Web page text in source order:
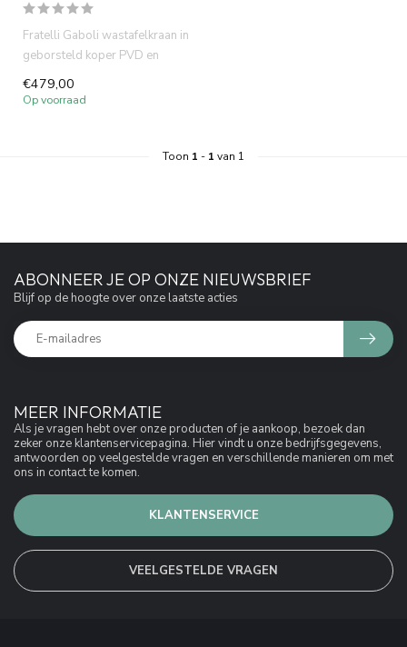
Fratelli Gaboli wastafelkraan in
geborsteld koper PVD en
opbouw model. Italiaans...
€479,00
Op voorraad
Toon 1 - 1 van 1
MEER INFORMATIE
Als je vragen hebt over onze producten of je aankoop, bezoek dan
zeker onze klantenservicepagina. Hier vindt u onze bedrijfsgegevens,
antwoorden op veelgestelde vragen en verschillende manieren om met
ons in contact te komen.
KLANTENSERVICE
VEELGESTELDE VRAGEN
ABONNEER JE OP ONZE NIEUWSBRIEF
Blijf op de hoogte over onze laatste acties